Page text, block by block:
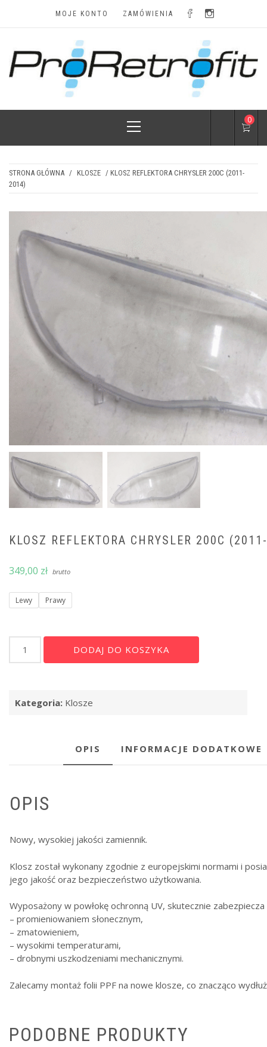
MOJE KONTO ZAMÓWIENIA
LAMPY I
AKCESORIA
Najskuteczniejsze modyfikacje i najatrakcyjniejsze
ceny
Menu
0
STRONA GŁÓWNA / KLOSZE / KLOSZ REFLEKTORA CHRYSLER 200C (2011-
2014)
KLOSZ REFLEKTORA CHRYSLER 200C
349,00 zł brutto
Lewy Prawy
Klosz
(2011-
DODAJ DO KOSZYKA
Kategoria: Klosze
OPIS INFORMACJE DODATKOWE
OPIS
Nowy, wysokiej jakości zamiennik.
Klosz został wykonany zgodnie z europejskimi normami i
jego jakość oraz bezpieczeństwo użytkowania.
Wyposażony w powłokę ochronną UV, skutecznie
– promieniowaniem słonecznym,
– zmatowieniem,
– wysokimi temperaturami,
– drobnymi uszkodzeniami mechanicznymi.
Zalecamy montaż folii PPF na nowe klosze, co znacząco
PODOBNE PRODUKTY